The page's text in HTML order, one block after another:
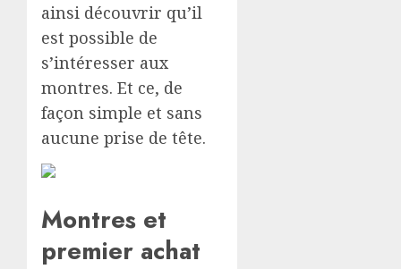
ainsi découvrir qu’il
est possible de
s’intéresser aux
montres. Et ce, de
façon simple et sans
aucune prise de tête.
Montres et
premier achat